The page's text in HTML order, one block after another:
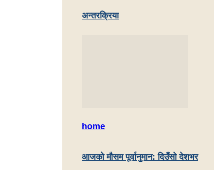
अन्तरक्रिया
home
आजको मौसम पूर्वानुमान: दिउँसो देशभर